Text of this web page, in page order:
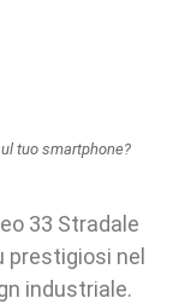
tuo smartphone?
33 Stradale
nel
industriale.